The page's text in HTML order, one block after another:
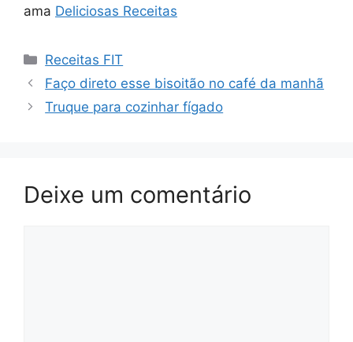
ama Deliciosas Receitas
Categorias
Receitas FIT
Faço direto esse bisoitão no café da manhã
Truque para cozinhar fígado
Deixe um comentário